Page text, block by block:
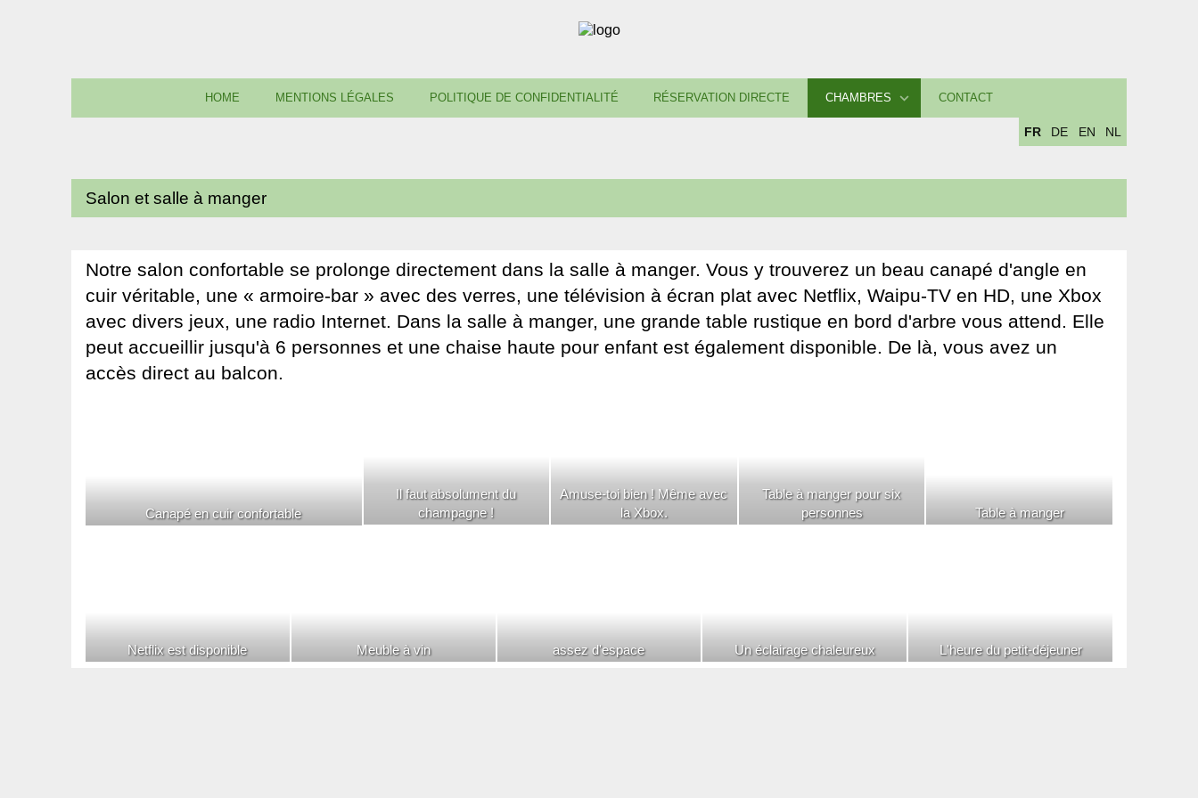
HOME MENTIONS LÉGALES POLITIQUE DE CONFIDENTIALITÉ RÉSERVATION DIRECTE CHAMBRES CONTACT
FR DE EN NL
Salon et salle à manger
Notre salon confortable se prolonge directement dans la salle à manger. Vous y trouverez un beau canapé d'angle en
cuir véritable, une « armoire-bar » avec des verres, une télévision à écran plat avec Netflix, Waipu-TV en HD, une Xbox
avec divers jeux, une radio Internet. Dans la salle à manger, une grande table rustique en bord d'arbre vous attend. Elle
peut accueillir jusqu'à 6 personnes et une chaise haute pour enfant est également disponible. De là, vous avez un
accès direct au balcon.
Canapé en cuir confortable
Il faut absolument du
champagne !
Amuse-toi bien ! Même avec
la Xbox.
Table à manger pour six
personnes
Table à manger
Netflix est disponible Meuble à vin assez d'espace Un éclairage chaleureux L'heure du petit-déjeuner